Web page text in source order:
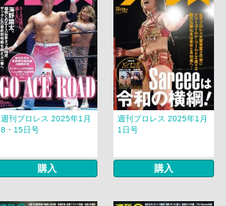
週刊プロレス 2025年1月
8・15日号
購入
週刊プロレス 2025年1月
1日号
購入